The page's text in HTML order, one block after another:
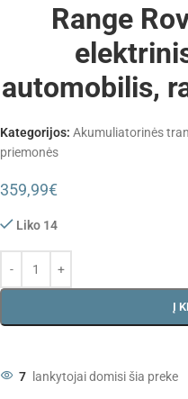
Range
automobilis,
Kategorijos: Akumuliatorinės
priemonės
359,99€
Liko 14
Į
7 lankytojai domisi šia preke